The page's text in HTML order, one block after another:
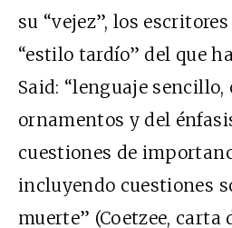
su “vejez”, los
“estilo tardío” del que
Said: “lenguaje
ornamentos y del
cuestiones de
incluyendo cuestiones
muerte” (Coetzee, carta